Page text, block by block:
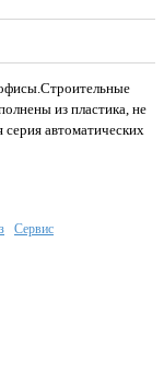
из пластика, не
автоматических
Сервис